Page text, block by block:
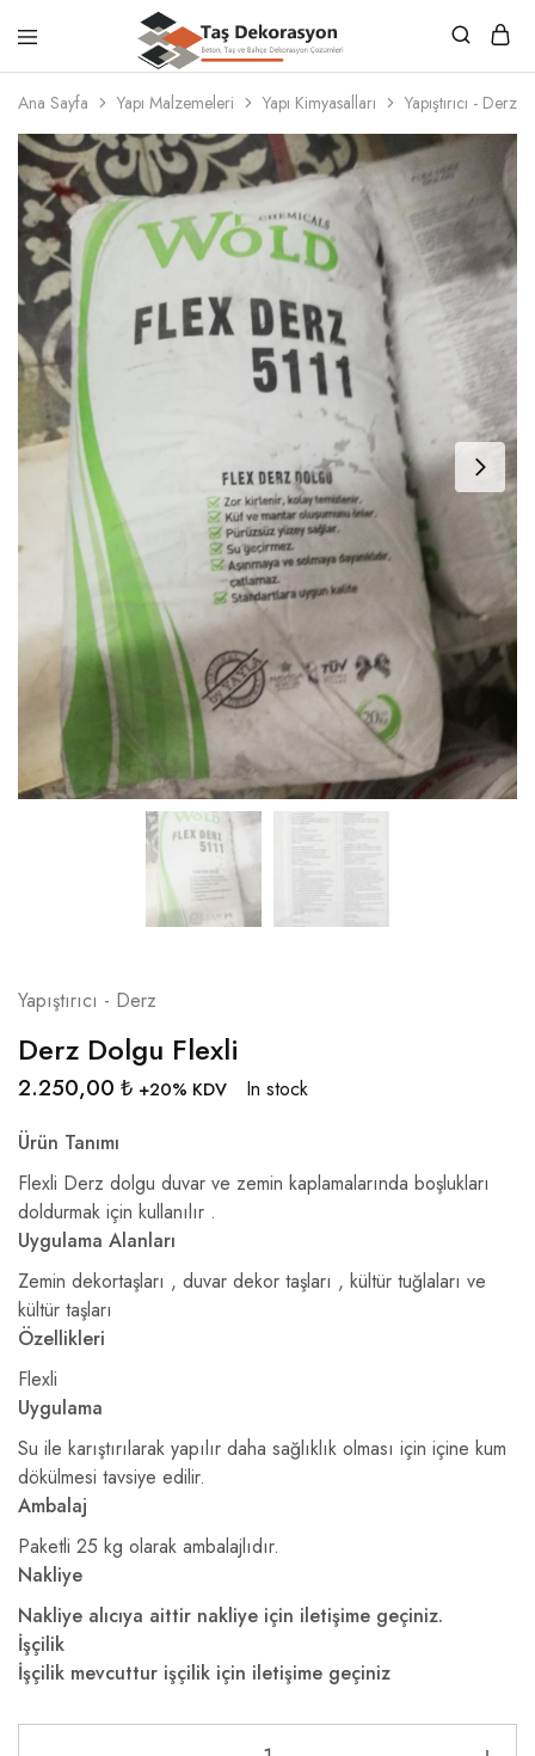
Taş
Dekorasyon
Beton,
Taş
Bahçe
Dekorasyon
Çözümleri
Ana Sayfa Yapı Malzemeleri Yapı Kimyasalları Yapıştırıcı - Derz
Yapıştırıcı - Derz
Derz Dolgu Flexli
2.250,00 ₺ +20% KDV
In stock
Ürün Tanımı
Flexli Derz dolgu duvar ve zemin kaplamalarında boşlukları
doldurmak için kullanılır .
Uygulama Alanları
Zemin dekortaşları , duvar dekor taşları , kültür tuğlaları ve
kültür taşları
Özellikleri
Flexli
Uygulama
Su ile karıştırılarak yapılır daha sağlıklık olması için içine kum
dökülmesi tavsiye edilir.
Ambalaj
Paketli 25 kg olarak ambalajlıdır.
Nakliye
Nakliye alıcıya aittir nakliye için iletişime geçiniz.
İşçilik
İşçilik mevcuttur işçilik için iletişime geçiniz